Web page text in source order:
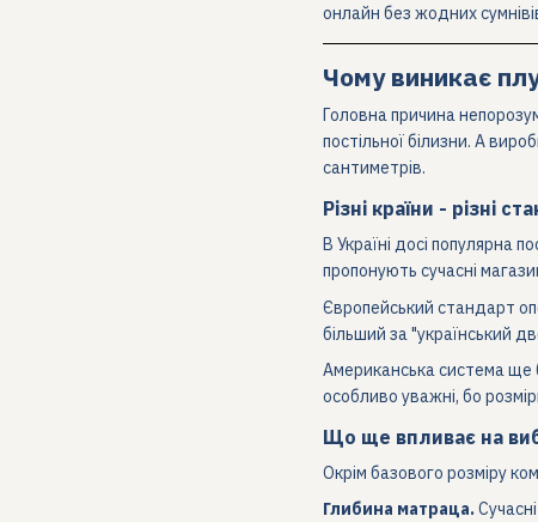
онлайн без жодних
Чому виникає
Головна причина
постільної білизни. А
сантиметрів.
Різні країни - різні
В Україні досі популярна
пропонують сучасні
Європейський стандарт
більший за "український
Американська система ще
особливо уважні, бо
Що ще впливає на
Окрім базового розміру
Глибина матраца.